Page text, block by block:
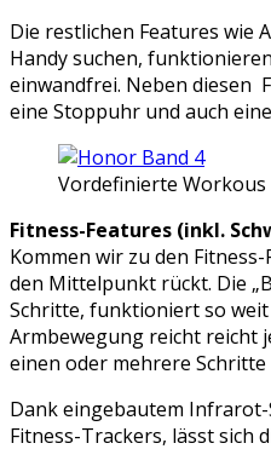
Die restlichen Features wie
Handy suchen,
einwandfrei. Neben diesen
eine Stoppuhr und auch
Vordefinierte
Fitness-Features (inkl.
Kommen wir zu den
den Mittelpunkt rückt. Die
Schritte, funktioniert so weit
Armbewegung reicht reicht
einen oder mehrere Schritte
Dank eingebautem
Fitness-Trackers, lässt sich